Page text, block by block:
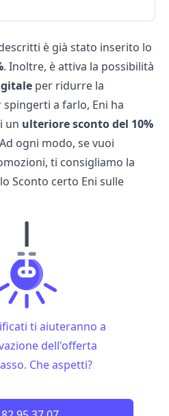
è già stato inserito lo
. Inoltre, è attiva la possibilità
per ridurre la
a farlo, Eni ha
un ulteriore sconto del 10%
ogni modo, se vuoi
ti consigliamo la
Sconto certo Eni sulle
ti aiuteranno a
dell'offerta
Che aspetti?